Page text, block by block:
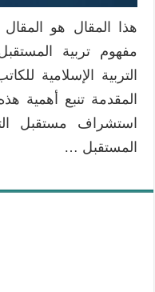
هذا المقال هو
مفهوم تربية
التربية الإسلامية
المقدمة تنبع أهمية
استشراف مستقبل
المستقبل …